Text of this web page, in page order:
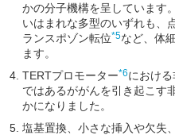
かの分子機構を呈しています
いはまれな多型のいずれも、
ランスポゾン転位*5など、体
ます。
TERTプロモーター*6におけ
ではあるががんを引き起こす
かになりました。
塩基置換、小さな挿入や欠失